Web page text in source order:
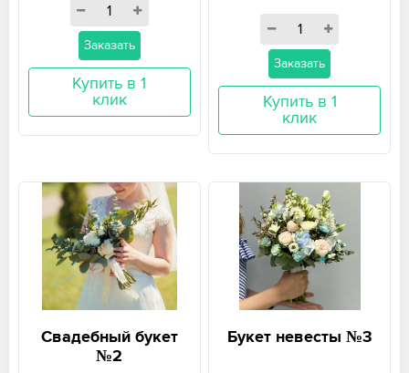
Заказать
Купить в 1
клик
Заказать
Купить в 1
клик
Свадебный букет
№2
Букет невесты №3